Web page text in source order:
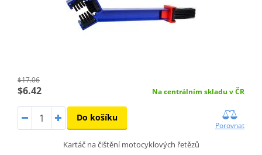
$17.06
$6.42 Na centrálním skladu v ČR
Do košíku
Porovnat
Kartáč na čištění motocyklových řetězů